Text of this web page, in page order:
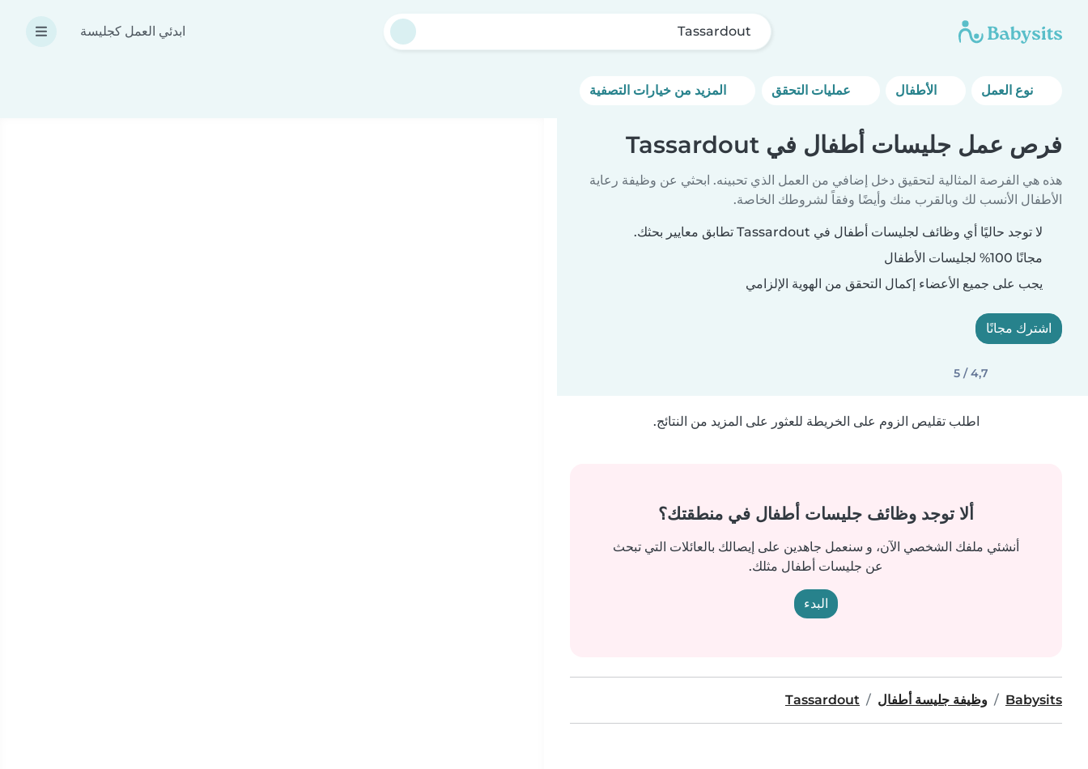
Tassardout ابدئي العمل كجليسة
الأطفال
فرص عمل جليسات أطفال في Tassardout
هذه هي الفرصة المثالية لتحقيق دخل إضافي من العمل الذي تحبينه. ابحثي عن وظيفة رعاية
الأطفال الأنسب لك وبالقرب منك وأيضًا وفقاً لشروطك الخاصة.
لا توجد حاليًا أي وظائف لجليسات أطفال في Tassardout تطابق معايير بحثك.
مجانًا 100% لجليسات الأطفال
يجب على جميع الأعضاء إكمال التحقق من الهوية الإلزامي
اشترك مجانًا
4,7 / 5
اطلب تقليص الزوم على الخريطة للعثور على المزيد من النتائج.
ألا توجد وظائف جليسات أطفال في منطقتك؟
أنشئي ملفك الشخصي الآن، و سنعمل جاهدين على إيصالك بالعائلات التي تبحث
عن جليسات أطفال مثلك.
البدء
Babysits وظيفة جليسة أطفال Tassardout